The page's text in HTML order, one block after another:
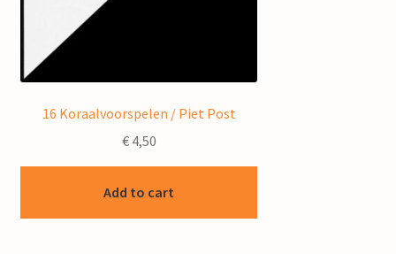
16 Koraalvoorspelen / Piet Post
€4,50
Add to cart